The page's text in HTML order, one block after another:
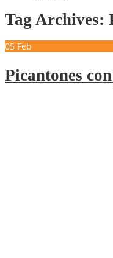
Tag Archives:
05 Feb
Picantones